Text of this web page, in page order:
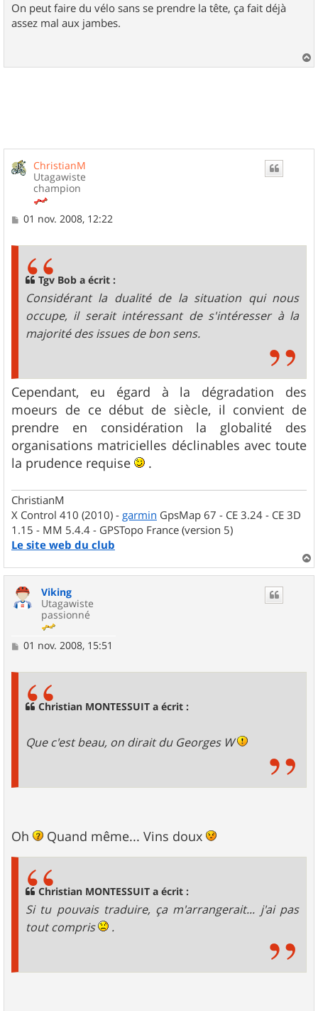
On peut faire du vélo sans se prendre la tête, ça fait déjà
assez mal aux jambes.
a
ChristianM
Utagawiste
champion
M
01 nov. 2008, 12:22
Tgv Bob a écrit :
Considérant la dualité de la situation qui nous
occupe, il serait intéressant de s'intéresser à la
majorité des issues de bon sens.
Cependant, eu égard à la dégradation des
moeurs de ce début de siècle, il convient de
prendre en considération la globalité des
organisations matricielles déclinables avec toute
la prudence requise
.
ChristianM
X Control 410 (2010) - garmin GpsMap 67 - CE 3.24 - CE 3D
1.15 - MM 5.4.4 - GPSTopo France (version 5)
Le site web du club
a
Viking
Utagawiste
passionné
M
01 nov. 2008, 15:51
Christian MONTESSUIT a écrit :
Que c'est beau, on dirait du Georges W
Oh Quand même... Vins doux
Christian MONTESSUIT a écrit :
Si tu pouvais traduire, ça m'arrangerait... j'ai pas
tout compris
.